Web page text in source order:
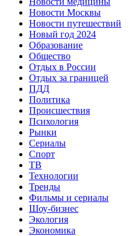
Новости Москвы
Новости путешествий
Новый год 2024
Образование
Общество
Отдых в России
Отдых за границей
ПДД
Политика
Происшествия
Психология
Рынки
Сериалы
Спорт
ТВ
Технологии
Тренды
Фильмы и сериалы
Шоу-бизнес
Экология
Экономика